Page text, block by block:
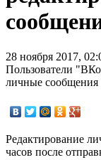
28 ноября 2017,
Пользователи
личные сообщения
Редактирование
часов после